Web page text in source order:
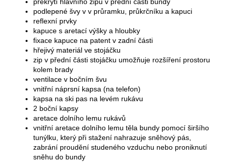
překrytí hlavního zipu v přední části bundy
podlepené švy v v průramku, průkrčníku a kapuci
reflexní prvky
kapuce s aretací výšky a hloubky
fixace kapuce na patent v zadní části
hřejivý materiál ve stojáčku
zip v přední části stojáčku umožňuje rozšíření prostoru
kolem brady
ventilace v bočním švu
vnitřní náprsní kapsa (na telefon)
kapsa na ski pas na levém rukávu
2 boční kapsy
aretace dolního lemu rukávů
vnitřní aretace dolního lemu těla bundy pomocí širšího
tunýlku, který při stažení nahrazuje sněhový pás,
zabrání proudění studeného vzduchu nebo proniknutí
sněhu do bundy